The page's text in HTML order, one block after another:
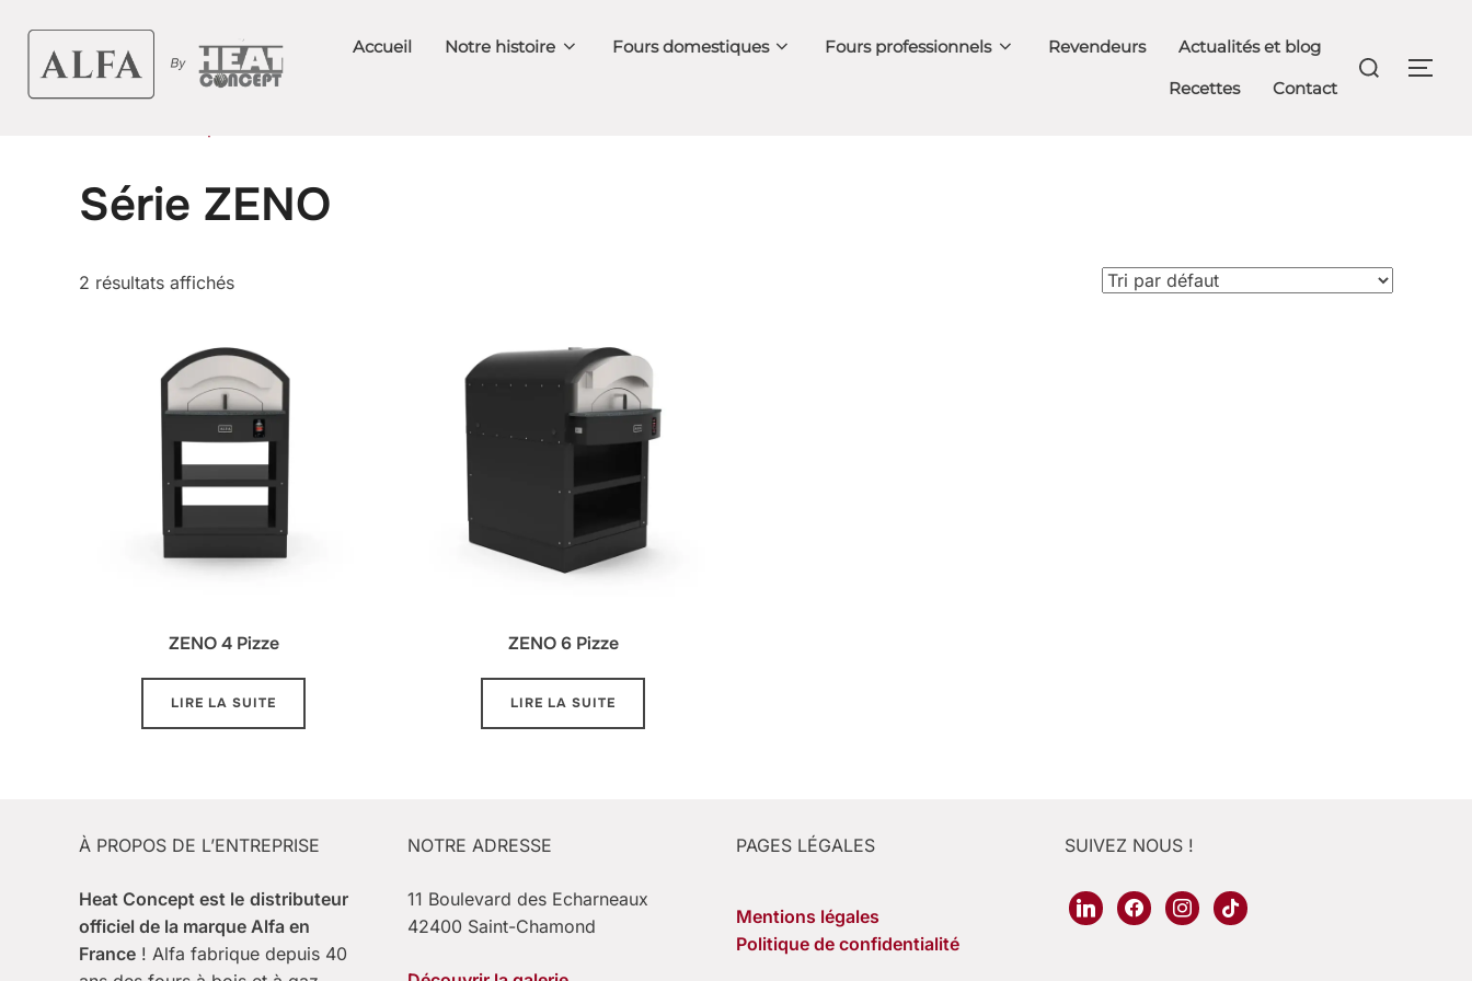
contenu
Accueil Notre histoire Fours domestiques Fours professionnels Revendeurs Actualités et blog
Recettes Contact
Rechercher :
Série ZENO
2 résultats affichés
ZENO 4 Pizze
LIRE LA SUITE
ZENO 6 Pizze
LIRE LA SUITE
À PROPOS DE L’ENTREPRISE
Heat Concept est le distributeur
officiel de la marque Alfa en
France ! Alfa fabrique depuis 40
NOTRE ADRESSE
11 Boulevard des Echarneaux
42400 Saint-Chamond
PAGES LÉGALES
Mentions légales
Politique de confidentialité
SUIVEZ NOUS !
linkedinfacebookinstagram
tiktok